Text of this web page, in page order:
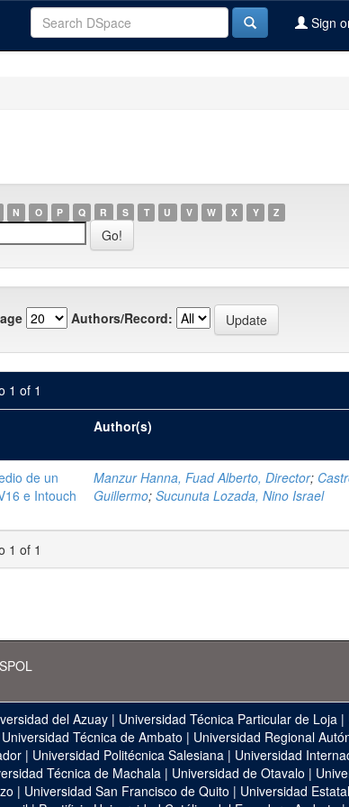
Sign
N O P Q R S T U V W X Y Z
Authors/Record:
1 of 1
Author(s)
de un
e Intouch
Manzur Hanna, Fuad Alberto, Director;
Guillermo; Sucunuta Lozada, Nino Israel
1 of 1
del Azuay | Universidad Técnica Particular de Loja |
Universidad Técnica de Ambato | Universidad Regional
| Universidad Politécnica Salesiana| Universidad
Técnica de Machala | Universidad de Otavalo |
| Universidad San Francisco de Quito | Universidad